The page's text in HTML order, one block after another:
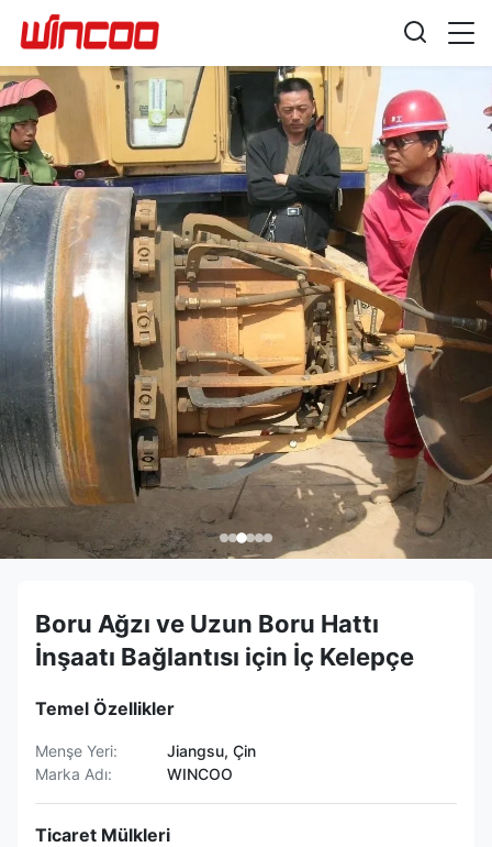
Boru Ağzı ve Uzun Boru Hattı
İnşaatı Bağlantısı için İç Kelepçe
Temel Özellikler
Menşe Yeri:
Jiangsu, Çin
Marka Adı:
WINCOO
Ticaret Mülkleri